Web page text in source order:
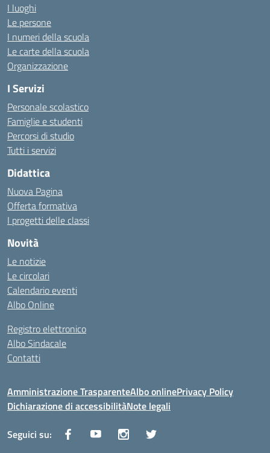
I luoghi
Le persone
I numeri della scuola
Le carte della scuola
Organizzazione
I Servizi
Personale scolastico
Famiglie e studenti
Percorsi di studio
Tutti i servizi
Didattica
Nuova Pagina
Offerta formativa
I progetti delle classi
Novità
Le notizie
Le circolari
Calendario eventi
Albo Online
Registro elettronico
Albo Sindacale
Contatti
Amministrazione TrasparenteAlbo onlinePrivacy Policy
Dichiarazione di accessibilitàNote legali
Seguici su: